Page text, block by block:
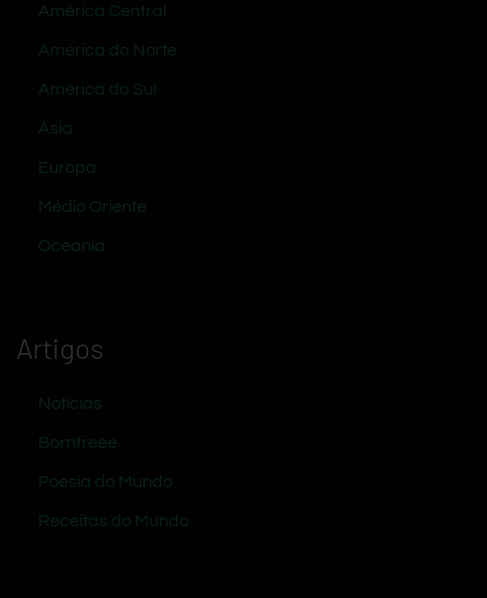
América Central
América do Norte
América do Sul
Ásia
Europa
Médio Oriente
Oceania
Artigos
Notícias
Bornfreee
Poesia do Mundo
Receitas do Mundo